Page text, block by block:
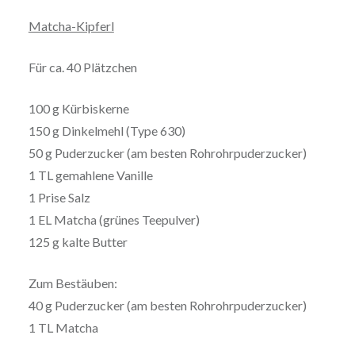
Matcha-Kipferl
Für ca. 40 Plätzchen
100 g Kürbiskerne
150 g Dinkelmehl (Type 630)
50 g Puderzucker (am besten Rohrohrpuderzucker)
1 TL gemahlene Vanille
1 Prise Salz
1 EL Matcha (grünes Teepulver)
125 g kalte Butter
Zum Bestäuben:
40 g Puderzucker (am besten Rohrohrpuderzucker)
1 TL Matcha